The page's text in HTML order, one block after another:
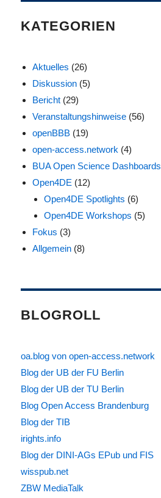
KATEGORIEN
Aktuelles (26)
Diskussion (5)
Bericht (29)
Veranstaltungshinweise (56)
openBBB (19)
open-access.network (4)
BUA Open Science Dashboards
Open4DE (12)
Open4DE Spotlights (6)
Open4DE Workshops (5)
Fokus (3)
Allgemein (8)
BLOGROLL
oa.blog von open-access.network
Blog der UB der FU Berlin
Blog der UB der TU Berlin
Blog Open Access Brandenburg
Blog der TIB
irights.info
Blog der DINI-AGs EPub und FIS
wisspub.net
ZBW MediaTalk